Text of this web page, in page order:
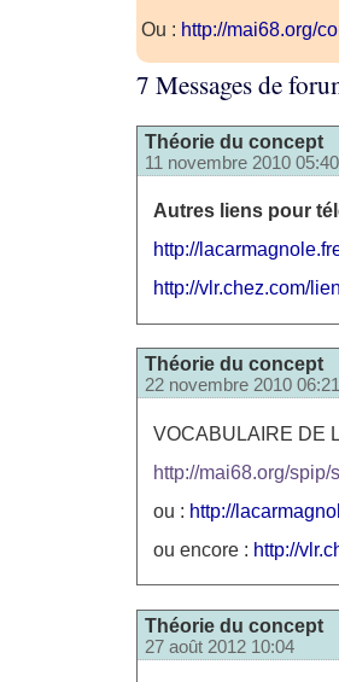
Ou : http://mai68.org/
7 Messages de
Théorie du concept
11 novembre 2010
Autres liens pour
http://
http://vlr.chez.com/
Théorie du concept
22 novembre 2010
VOCABULAIRE DE
http://mai68.org/
ou : http://
ou encore : http://
Théorie du concept
27 août 2012 10:04